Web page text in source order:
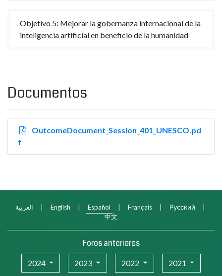
Objetivo 5: Mejorar la gobernanza internacional de la
inteligencia artificial en beneficio de la humanidad
Documentos
OutcomeDocument_Session_401_UNESCO.pd
f
العربية | English | Español | Français | Русский
|
中文
Foros anteriores
2024 2023 2022 2021